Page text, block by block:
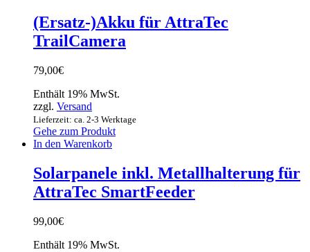
(Ersatz-)Akku für AttraTec
TrailCamera
79,00€
Enthält 19% MwSt.
zzgl. Versand
Lieferzeit: ca. 2-3 Werktage
Gehe zum Produkt
In den Warenkorb
Solarpanele inkl. Metallhalterung für
AttraTec SmartFeeder
99,00€
Enthält 19% MwSt.